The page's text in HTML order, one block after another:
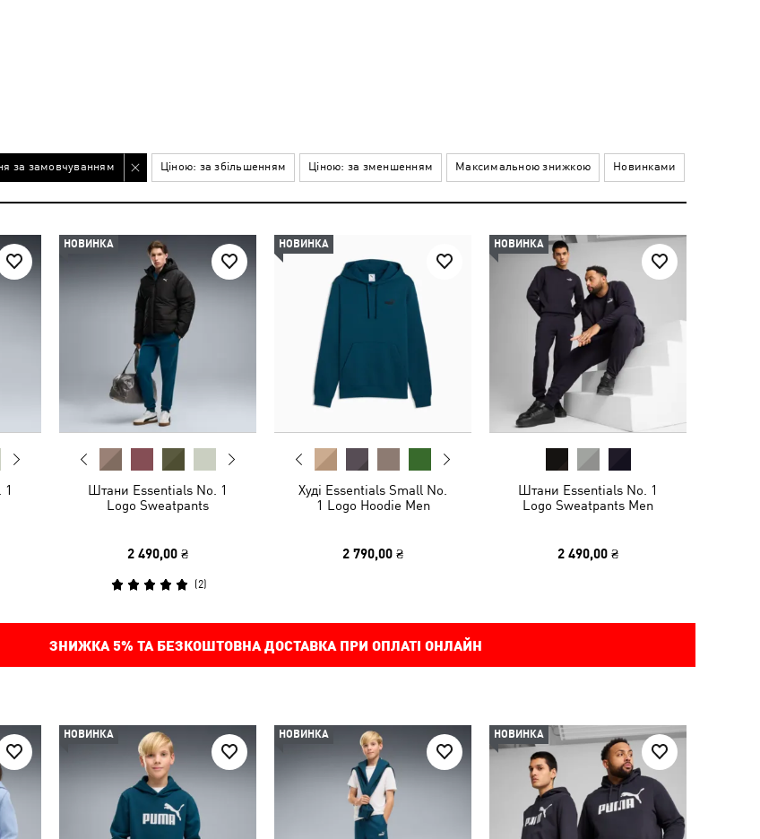
за замовчуванням Ціною: за збільшенням Ціною: за зменшенням Максимальною знижкою Новинками
1
НОВИНКА
Штани Essentials No. 1
Logo Sweatpants
2 490,00 ₴
(2)
НОВИНКА
Худі Essentials Small No.
1 Logo Hoodie Men
2 790,00 ₴
НОВИНКА
Штани Essentials No. 1
Logo Sweatpants Men
2 490,00 ₴
ЗНИЖКА 5% ТА БЕЗКОШТОВНА ДОСТАВКА ПРИ ОПЛАТІ ОНЛАЙН
НОВИНКА НОВИНКА НОВИНКА